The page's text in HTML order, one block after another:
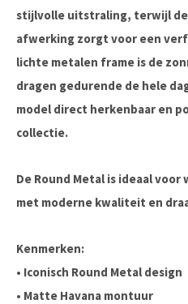
stijlvolle uitstraling, terwijl
afwerking zorgt voor een
lichte metalen frame is de
dragen gedurende de hele
model direct herkenbaar en
collectie.
De Round Metal is ideaal
met moderne kwaliteit en
Kenmerken:
• Iconisch Round Metal design
• Matte Havana montuur